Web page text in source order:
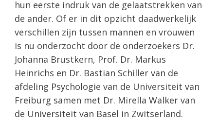
hun eerste indruk van de gelaatstrekken van
de ander. Of er in dit opzicht daadwerkelijk
verschillen zijn tussen mannen en vrouwen
is nu onderzocht door de onderzoekers Dr.
Johanna Brustkern, Prof. Dr. Markus
Heinrichs en Dr. Bastian Schiller van de
afdeling Psychologie van de Universiteit van
Freiburg samen met Dr. Mirella Walker van
de Universiteit van Basel in Zwitserland.